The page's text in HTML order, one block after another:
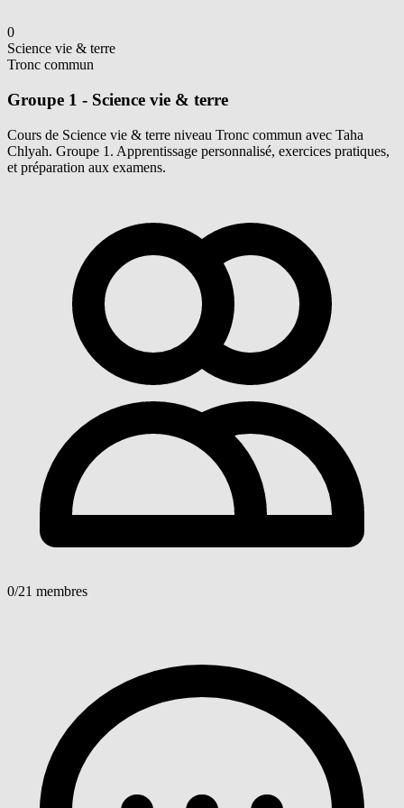
0
Science vie & terre
Tronc commun
Groupe 1 - Science vie & terre
Cours de Science vie & terre niveau Tronc commun avec Taha
Chlyah. Groupe 1. Apprentissage personnalisé, exercices pratiques,
et préparation aux examens.
0/21 membres